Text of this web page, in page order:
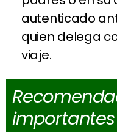
autenticado
quien delega
viaje.
importantes